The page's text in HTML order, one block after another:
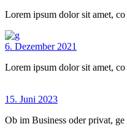
Lorem ipsum dolor sit amet, co
6. Dezember 2021
Lorem ipsum dolor sit amet, co
15. Juni 2023
Ob im Business oder privat, ge